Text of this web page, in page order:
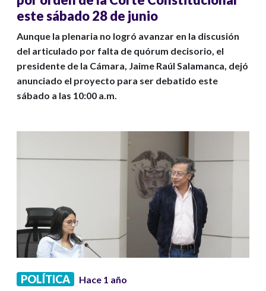
este sábado 28 de junio
Aunque la plenaria no logró avanzar en la discusión
del articulado por falta de quórum decisorio, el
presidente de la Cámara, Jaime Raúl Salamanca, dejó
anunciado el proyecto para ser debatido este
sábado a las 10:00 a.m.
POLÍTICA Hace 1 año